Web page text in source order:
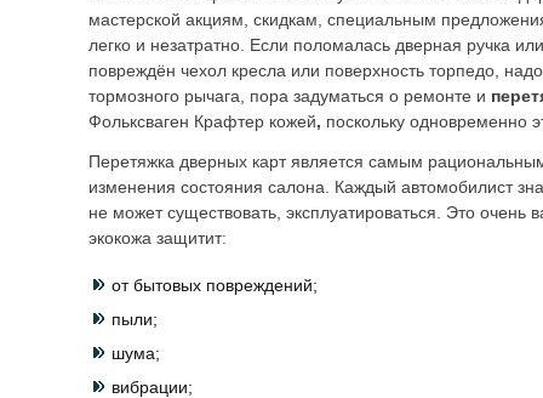
мастерской акциям, скидкам, специальным
легко и незатратно. Если поломалась дверная ручка
повреждён чехол кресла или поверхность торпедо,
тормозного рычага, пора задуматься о ремонте и
Фольксваген Крафтер кожей, поскольку одновременно
Перетяжка дверных карт является самым
изменения состояния салона. Каждый автомобилист
не может существовать, эксплуатироваться. Это очень
экокожа защитит:
от бытовых повреждений;
пыли;
шума;
вибрации;